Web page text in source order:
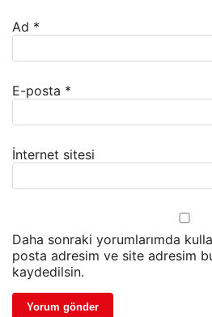
Ad *
E-posta *
İnternet sitesi
Daha sonraki yorumlarımda
posta adresim ve site adresim
kaydedilsin.